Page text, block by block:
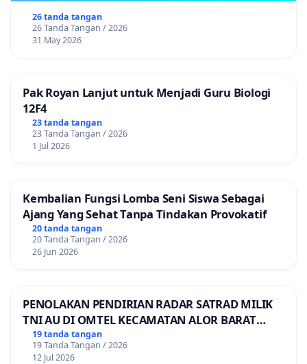
26 tanda tangan
26 Tanda Tangan / 2026
31 May 2026
Pak Royan Lanjut untuk Menjadi Guru Biologi
12F4
23 tanda tangan
23 Tanda Tangan / 2026
1 Jul 2026
Kembalian Fungsi Lomba Seni Siswa Sebagai
Ajang Yang Sehat Tanpa Tindakan Provokatif
20 tanda tangan
20 Tanda Tangan / 2026
26 Jun 2026
PENOLAKAN PENDIRIAN RADAR SATRAD MILIK
TNI AU DI OMTEL KECAMATAN ALOR BARAT
LAUT, KABUPATEN ALOR
19 tanda tangan
19 Tanda Tangan / 2026
12 Jul 2026